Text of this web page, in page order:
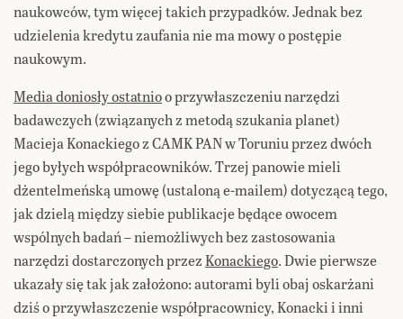
naukowców, tym więcej takich przypadków. Jednak bez
udzielenia kredytu zaufania nie ma mowy o postępie
naukowym.
Media doniosły ostatnioo przywłaszczeniu narzędzi
badawczych (związanych z metodą szukania planet)
Macieja Konackiego z CAMK PAN w Toruniu przez dwóch
jego byłych współpracowników. Trzej panowie mieli
dżentelmeńską umowę (ustaloną e-mailem) dotyczącą tego,
jak dzielą między siebie publikacje będące owocem
wspólnych badań – niemożliwych bez zastosowania
narzędzi dostarczonych przezKonackiego. Dwie pierwsze
ukazały się tak jak założono: autorami byli obaj oskarżani
dziś o przywłaszczenie współpracownicy, Konacki i inni